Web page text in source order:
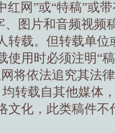
红网”或“特稿”或
、图片和音频视频
转载。但转载单位
使用时必须注明“
将依法追究其法
转载自其他媒体
文化，此类稿件不